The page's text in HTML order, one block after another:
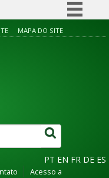
Simplifique!
Canais
MAPA DO SITE
PT EN FR DE ES
Acesso a